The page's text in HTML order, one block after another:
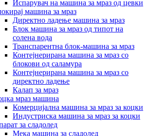
Испарувач на машина за мраз од цевки
машина за мраз
Директно ладење машина за мраз
Блок машина за мраз од типот на
солена вода
Транспарентна блок-машина за мраз
Контејнерирана машина за мраз со
блокови од саламура
Контејнерирана машина за мраз со
директно ладење
Калап за мраз
мраз машина
Комерцијална машина за мраз за коцки
Индустриска машина за мраз за коцки
за сладолед
Мека машина за сладолед